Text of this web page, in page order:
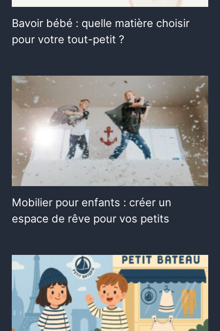
Bavoir bébé : quelle matière choisir
pour votre tout-petit ?
Mobilier pour enfants : créer un
espace de rêve pour vos petits